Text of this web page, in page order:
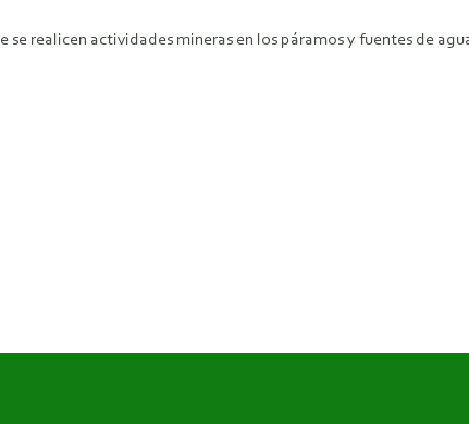
se realicen actividades mineras en los páramos y fuentes de